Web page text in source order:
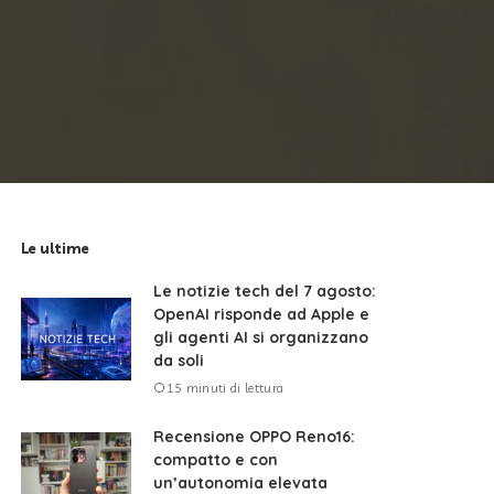
Le ultime
Le notizie tech del 7 agosto:
OpenAI risponde ad Apple e
gli agenti AI si organizzano
da soli
15 minuti di lettura
Recensione OPPO Reno16:
compatto e con
un’autonomia elevata